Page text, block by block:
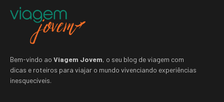
Bem-vindo ao Viagem Jovem, o seu blog de viagem com
dicas e roteiros para viajar o mundo vivenciando experiências
inesquecíveis.